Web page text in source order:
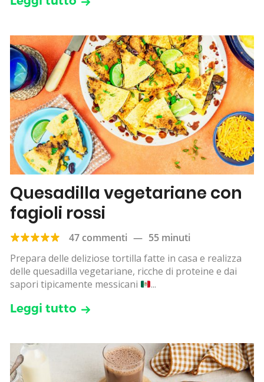
Quesadilla vegetariane con
fagioli rossi
47 commenti — 55 minuti
Prepara delle deliziose tortilla fatte in casa e realizza
delle quesadilla vegetariane, ricche di proteine e dai
sapori tipicamente messicani
...
Leggi tutto